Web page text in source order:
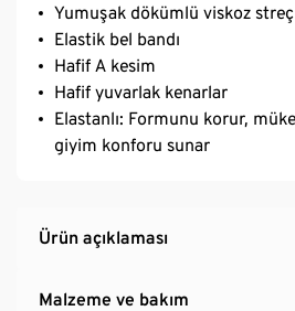
Yumuşak dökümlü viskoz
Elastik bel bandı
Hafif A kesim
Hafif yuvarlak kenarlar
Elastanlı: Formunu korur,
giyim konforu sunar
Ürün açıklaması
Malzeme ve bakım